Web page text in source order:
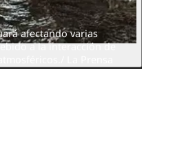
afectando varias
a la interacción de